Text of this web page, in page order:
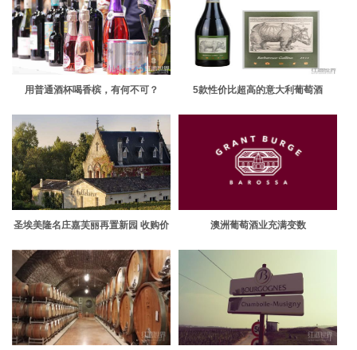
用普通酒杯喝香槟，有何不可？ 5款性价比超高的意大利葡萄酒
圣埃美隆名庄嘉芙丽再置新园 收购价
澳洲葡萄酒业充满变数